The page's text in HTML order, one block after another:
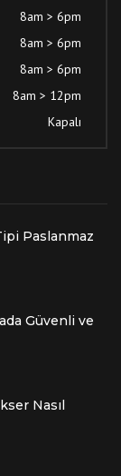
8am > 6pm
8am > 6pm
8am > 6pm
8am > 12pm
Kapalı
Paslanmaz
Güvenli ve
Nasıl